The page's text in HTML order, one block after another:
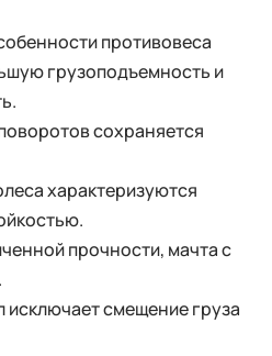
противовеса
грузоподъемность и
сохраняется
характеризуются
прочности, мачта с
исключает смещение груза